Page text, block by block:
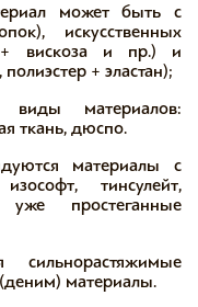
может быть с
искусственных
+ вискоза и пр.) и
+ эластан);
материалов:
ткань, дюспо.
материалы с
тинсулейт,
простеганные
материалы.